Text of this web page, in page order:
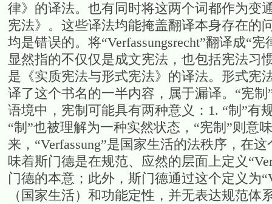
律》的译法。也有同时将这两个词都作为变
宪法》。这些译法均能掩盖翻译本身存在的
均是错误的。将“Verfassungsrecht”翻译成“
显然指的不仅仅是成文宪法，也包括宪法习
是《实质宪法与形式宪法》的译法。形式宪
译了这个书名的一半内容，属于漏译。“宪
语境中，宪制可能具有两种意义：1. “制”有
“制”也被理解为一种实然状态，“宪制”则意
来，“Verfassung”是国家生活的法秩序，在
味着斯门德是在规范、应然的层面上定义
门德的本意；此外，斯门德通过这个定义为
（国家生活）和功能定性，并无表达规范